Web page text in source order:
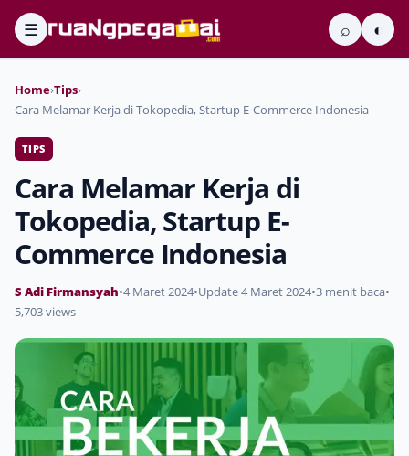
☰ ⌕ ◐
Home›Tips›
Cara Melamar Kerja di Tokopedia, Startup E-Commerce Indonesia
TIPS
Cara Melamar Kerja di
Tokopedia, Startup E-
Commerce Indonesia
S Adi Firmansyah•4 Maret 2024•Update 4 Maret 2024•3 menit baca•
5,703 views